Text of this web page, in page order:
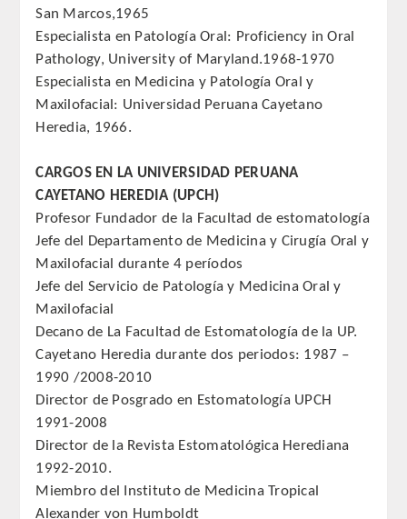
PREVENCION,PROMOCION DE LA
SALUD Y GESTION NUEVAS
TECNOLOGIAS SANITARIAS
ESTOMATOLOGIA MEDICO-
QUIRURGICA
ODONTOLOGIA CONSERVADORA
ORTOGNATIA
NÚMERO
Alfabético
Número de Medalla
CORRESPONDIENTES
SUPERNUMERARIOS
HONOR
San Marcos,1965
Especialista en Patología Oral: Proficiency in Oral
Pathology, University of Maryland.1968-1970
Especialista en Medicina y Patología Oral y
Maxilofacial: Universidad Peruana Cayetano
Heredia, 1966.
CARGOS EN LA UNIVERSIDAD PERUANA
CAYETANO HEREDIA (UPCH)
Profesor Fundador de la Facultad de estomatología
Jefe del Departamento de Medicina y Cirugía Oral y
Maxilofacial durante 4 períodos
Jefe del Servicio de Patología y Medicina Oral y
Maxilofacial
Decano de La Facultad de Estomatología de la UP.
Cayetano Heredia durante dos periodos: 1987 –
1990 /2008-2010
Director de Posgrado en Estomatología UPCH
1991-2008
Director de la Revista Estomatológica Herediana
1992-2010.
Miembro del Instituto de Medicina Tropical
Alexander von Humboldt